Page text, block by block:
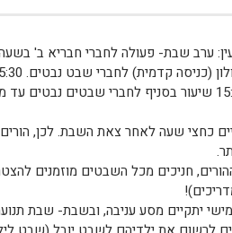
כחצי שעה לאחר צאת השבת. לכן,
חניכים מכל השבטים מוזמנים
יתקיים מסע עניבה, ובשבת- שבת